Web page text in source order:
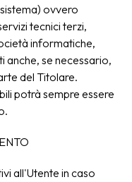
ovvero
tecnici terzi,
informatiche,
anche, se necessario,
del Titolare.
potrà sempre essere
all'Utente in caso